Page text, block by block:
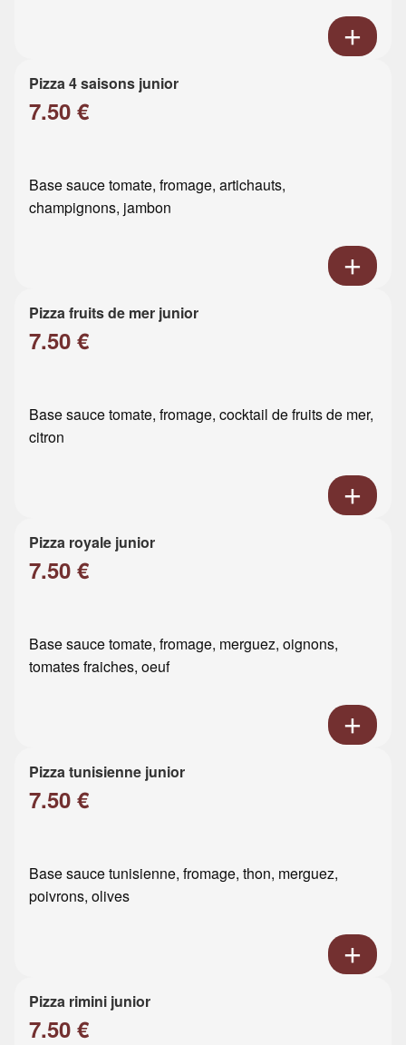
Pizza 4 saisons junior
7.50 €
Base sauce tomate, fromage, artichauts,
champignons, jambon
Pizza fruits de mer junior
7.50 €
Base sauce tomate, fromage, cocktail de fruits de mer,
citron
Pizza royale junior
7.50 €
Base sauce tomate, fromage, merguez, oignons,
tomates fraiches, oeuf
Pizza tunisienne junior
7.50 €
Base sauce tunisienne, fromage, thon, merguez,
poivrons, olives
Pizza rimini junior
7.50 €